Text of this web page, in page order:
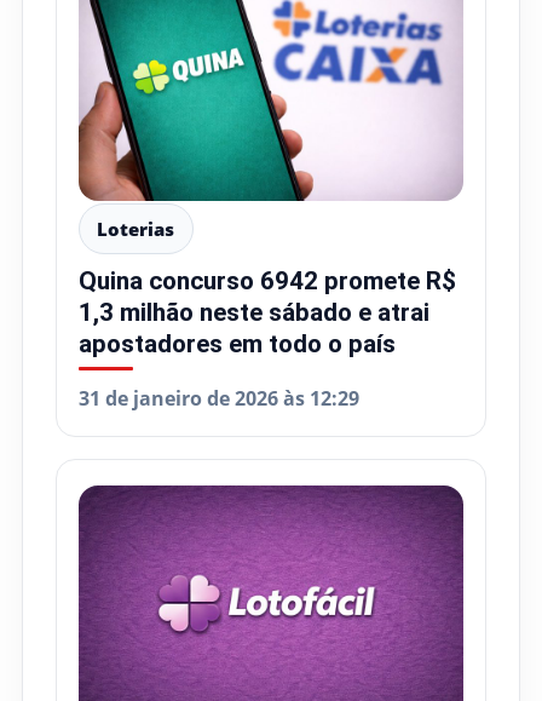
Loterias
Quina concurso 6942 promete R$
1,3 milhão neste sábado e atrai
apostadores em todo o país
31 de janeiro de 2026 às 12:29